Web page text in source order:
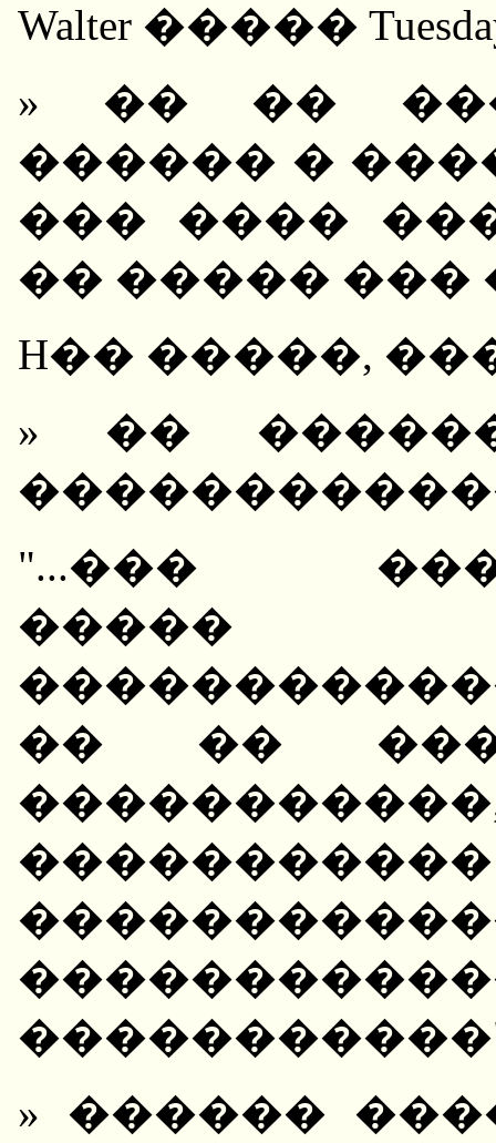
Walter �����
» �� ��
������ �
��� ����
�� ����� ���
H�� �����,
» ��
"...���
�����
�� ��
�����������
�����������"
» ������